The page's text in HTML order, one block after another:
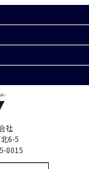
社
6-5
8015